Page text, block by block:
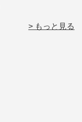
> もっと見る